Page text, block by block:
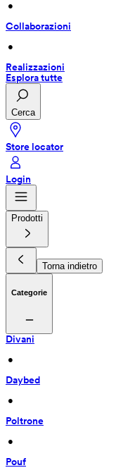
•
Collaborazioni
•
Realizzazioni
Esplora tutte
Cerca
Store locator
Login
Prodotti
Torna indietro
Categorie
Divani
•
Daybed
•
Poltrone
•
Pouf